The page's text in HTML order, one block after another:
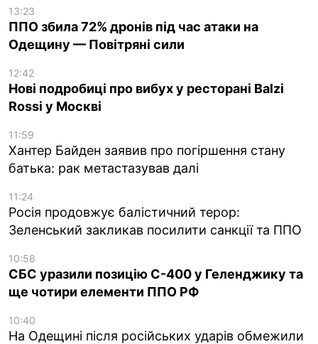
13:23
ППО збила 72% дронів під час атаки на
Одещину — Повітряні сили
12:42
Нові подробиці про вибух у ресторані Balzi
Rossi у Москві
11:59
Хантер Байден заявив про погіршення стану
батька: рак метастазував далі
11:24
Росія продовжує балістичний терор:
Зеленський закликав посилити санкції та ППО
10:58
СБС уразили позицію С-400 у Геленджику та
ще чотири елементи ППО РФ
10:40
На Одещині після російських ударів обмежили